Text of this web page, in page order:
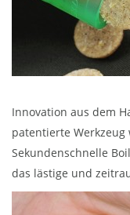
Innovation aus dem
patentierte
Sekundenschnelle
das lästige und